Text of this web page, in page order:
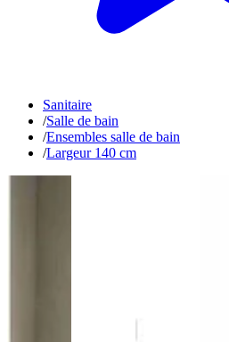
Sanitaire
/Salle de bain
/Ensembles salle de bain
/Largeur 140 cm